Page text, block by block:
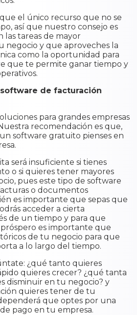
el único recurso que no se
así que nuestro consejo es
tareas de mayor
negocio y que aproveches la
como la oportunidad para
que te permite ganar tiempo y
de facturación
para grandes empresas
recomendación es que,
software gratuito pienses en
será insuficiente si tienes
o si quieres tener mayores
pues este tipo de software
o documentos
es importante que sepas que
acceder a cierta
de un tiempo y para que
es importante que
de tu negocio para que
a lo largo del tiempo.
¿qué tanto quieres
quieres crecer? ¿qué tanta
disminuir en tu negocio? y
quieres tener de tu
que optes por una
pago en tu empresa.